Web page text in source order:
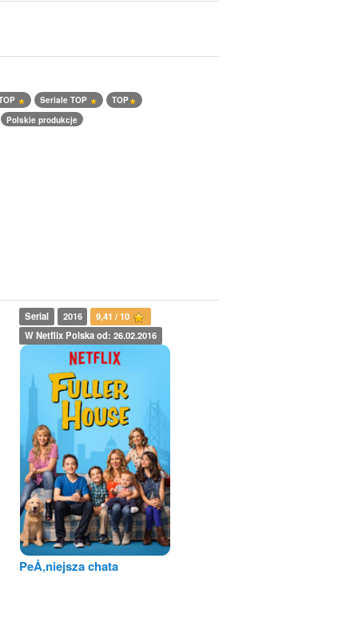
Seriale TOP
TOP
Polskie produkcje
Serial 2016
9,41 / 10
W Netflix Polska od: 26.02.2016
PeÅ‚niejsza chata